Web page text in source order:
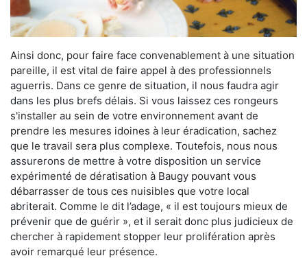
Ainsi donc, pour faire face convenablement à une situation
pareille, il est vital de faire appel à des professionnels
aguerris. Dans ce genre de situation, il nous faudra agir
dans les plus brefs délais. Si vous laissez ces rongeurs
s'installer au sein de votre environnement avant de
prendre les mesures idoines à leur éradication, sachez
que le travail sera plus complexe. Toutefois, nous nous
assurerons de mettre à votre disposition un service
expérimenté de dératisation à Baugy pouvant vous
débarrasser de tous ces nuisibles que votre local
abriterait. Comme le dit l’adage, « il est toujours mieux de
prévenir que de guérir », et il serait donc plus judicieux de
chercher à rapidement stopper leur prolifération après
avoir remarqué leur présence.